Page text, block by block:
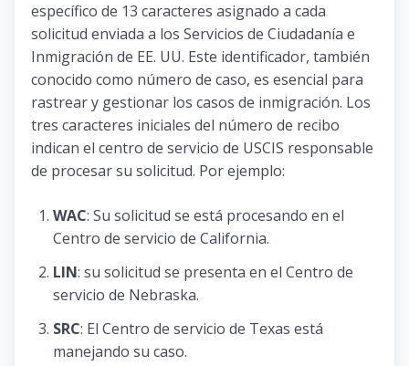
específico de 13 caracteres asignado a cada
solicitud enviada a los Servicios de Ciudadanía e
Inmigración de EE. UU. Este identificador, también
conocido como número de caso, es esencial para
rastrear y gestionar los casos de inmigración. Los
tres caracteres iniciales del número de recibo
indican el centro de servicio de USCIS responsable
de procesar su solicitud. Por ejemplo:
WAC: Su solicitud se está procesando en el
Centro de servicio de California.
LIN: su solicitud se presenta en el Centro de
servicio de Nebraska.
SRC: El Centro de servicio de Texas está
manejando su caso.